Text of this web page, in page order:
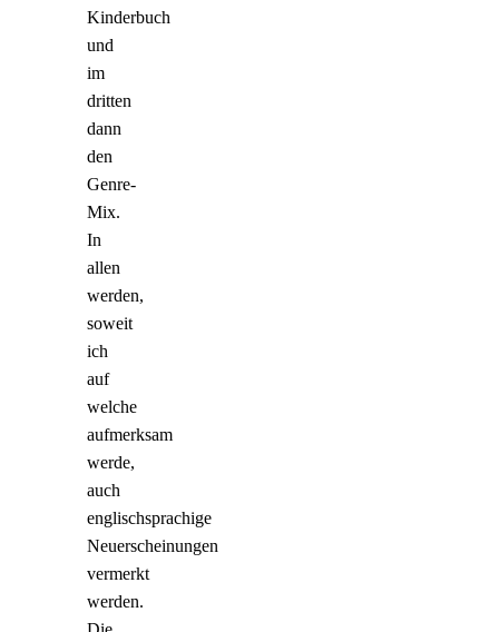
Kinderbuch
und
im
dritten
dann
den
Genre-
Mix.
In
allen
werden,
soweit
ich
auf
welche
aufmerksam
werde,
auch
englischsprachige
Neuerscheinungen
vermerkt
werden.